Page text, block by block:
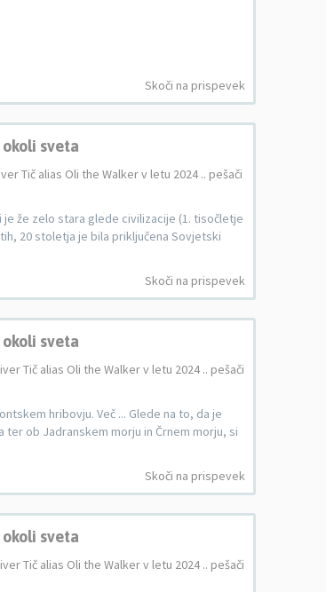
Skoči na prispevek
sveta
Tič alias Oli the Walker v letu 2024 .. pešači
je že zelo stara glede civilizacije (1. tisočletje
20 stoletja je bila priključena Sovjetski
Skoči na prispevek
sveta
Tič alias Oli the Walker v letu 2024 .. pešači
hribovju. Več ... Glede na to, da je
ob Jadranskem morju in Črnem morju, si
Skoči na prispevek
sveta
Tič alias Oli the Walker v letu 2024 .. pešači